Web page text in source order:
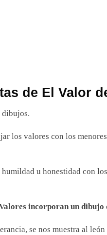
de El Valor
dibujos.
los valores con los
u honestidad con
incorporan un dibujo
se nos muestra al